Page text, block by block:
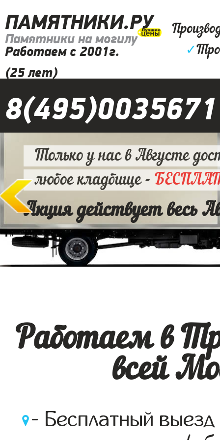
ПАМЯТНИКИ.РУ
Памятники на могилу
Работаем с 2001г.
(25 лет)
✓
8(495)0035671
Только у нас в Августе
любое кладбище -
Акция действует весь
Работаем в
всей
- Бесплатный